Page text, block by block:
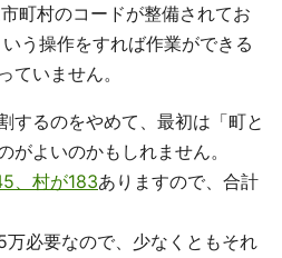
町村のコードが整備されてお
う操作をすれば作業ができる
ていません。
するのをやめて、最初は「町と
がよいのかもしれません。
、村が183ありますので、合計
必要なので、少なくともそれ